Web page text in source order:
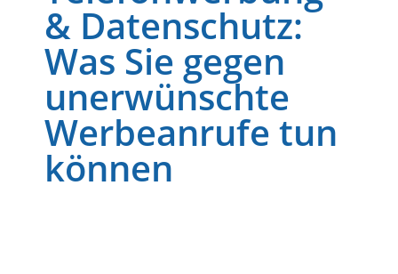
& Datenschutz:
Was Sie gegen
unerwünschte
Werbeanrufe tun
können